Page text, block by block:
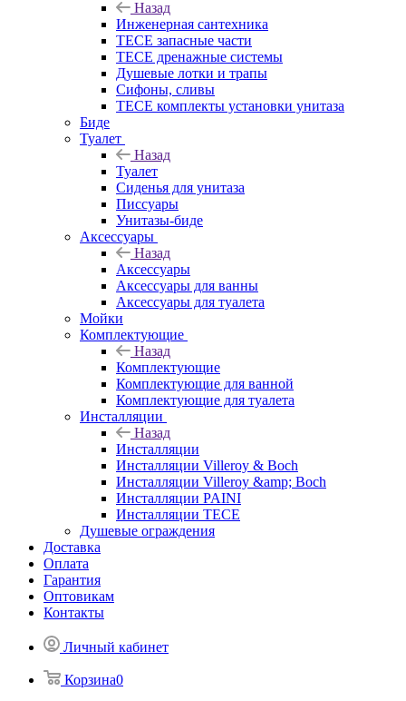
Назад
Инженерная сантехника
TECE запасные части
TECE дренажные системы
Душевые лотки и трапы
Сифоны, сливы
TECE комплекты установки унитаза
Биде
Туалет
Назад
Туалет
Сиденья для унитаза
Писсуары
Унитазы-биде
Аксессуары
Назад
Аксессуары
Аксессуары для ванны
Аксессуары для туалета
Мойки
Комплектующие
Назад
Комплектующие
Комплектующие для ванной
Комплектующие для туалета
Инсталляции
Назад
Инсталляции
Инсталляции Villeroy & Boch
Инсталляции Villeroy &amp; Boch
Инсталляции PAINI
Инсталляции TECE
Душевые ограждения
Доставка
Оплата
Гарантия
Оптовикам
Контакты
Личный кабинет
Корзина0